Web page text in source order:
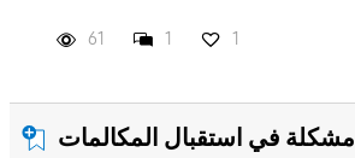
61 1 1
مشكلة في استقبال المكالمات